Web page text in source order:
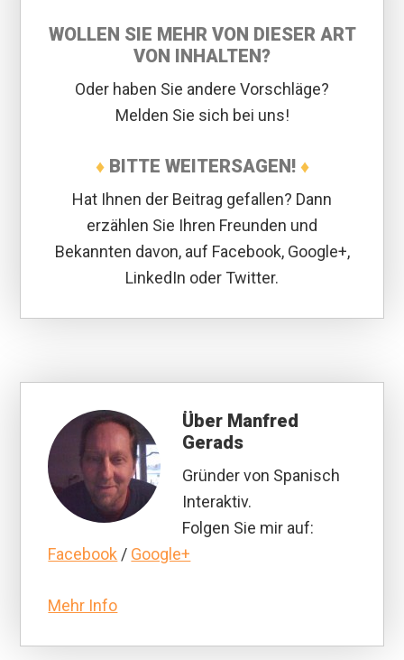
WOLLEN SIE MEHR VON DIESER ART
VON INHALTEN?
Oder haben Sie andere Vorschläge?
Melden Sie sich bei uns!
♦ BITTE WEITERSAGEN!♦
Hat Ihnen der Beitrag gefallen? Dann
erzählen Sie Ihren Freunden und
Bekannten davon, auf Facebook, Google+,
LinkedIn oder Twitter.
Über Manfred
Gerads
Gründer von Spanisch
Interaktiv.
Folgen Sie mir auf:
Facebook / Google+
Mehr Info